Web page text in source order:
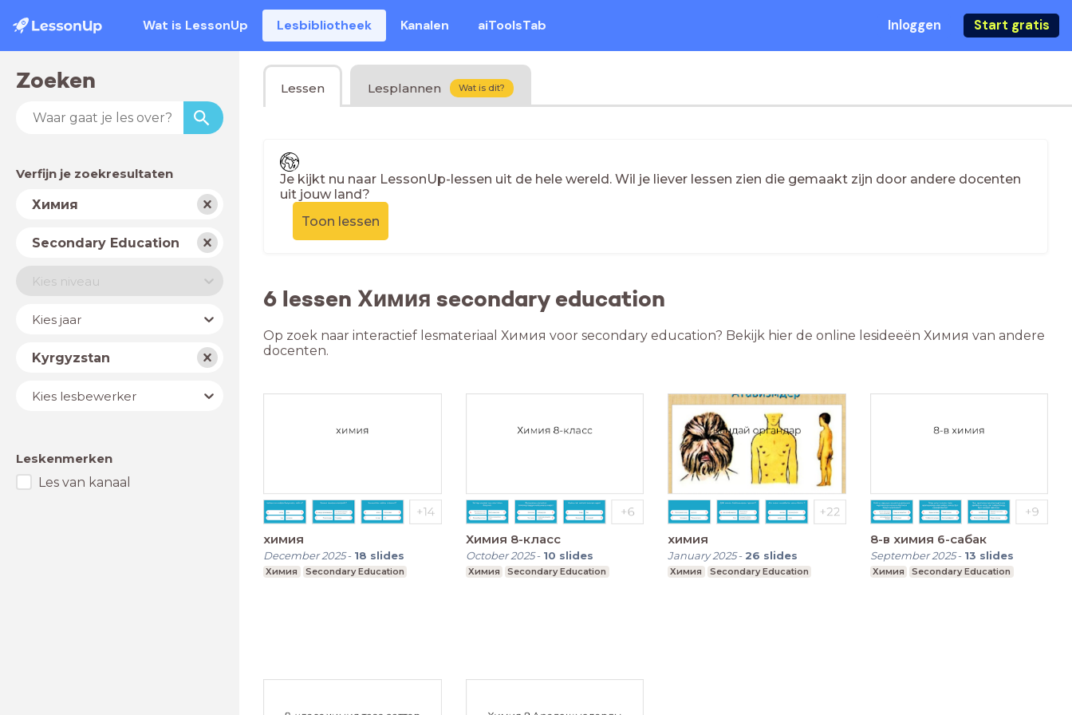
Wat is LessonUp Lesbibliotheek Kanalen aiToolsTab Inloggen Start gratis
Zoeken
Verfijn je zoekresultaten
VakХимия
Schooltype
Secondary Education
Niveau
Kies niveau
JaarKies jaar
LandKyrgyzstan
Lesbewerker
Kies lesbewerker
Leskenmerken
Les van kanaal
Lessen Lesplannen Wat is dit?
Je kijkt nu naar LessonUp-lessen uit de hele wereld. Wil je liever lessen zien die gemaakt zijn door andere docenten
uit jouw land?
Toon lessen
6 lessen Химия secondary education
Op zoek naar interactief lesmateriaal Химия voor secondary education? Bekijk hier de online lesideeën Химия van andere
docenten.
химия
December 2025- 18 slides
Химия Secondary Education
Химия 8-класс
October 2025- 10 slides
Химия Secondary Education
химия
January 2025- 26 slides
Химия Secondary Education
8-в химия 6-сабак
September 2025- 13 slides
Химия Secondary Education